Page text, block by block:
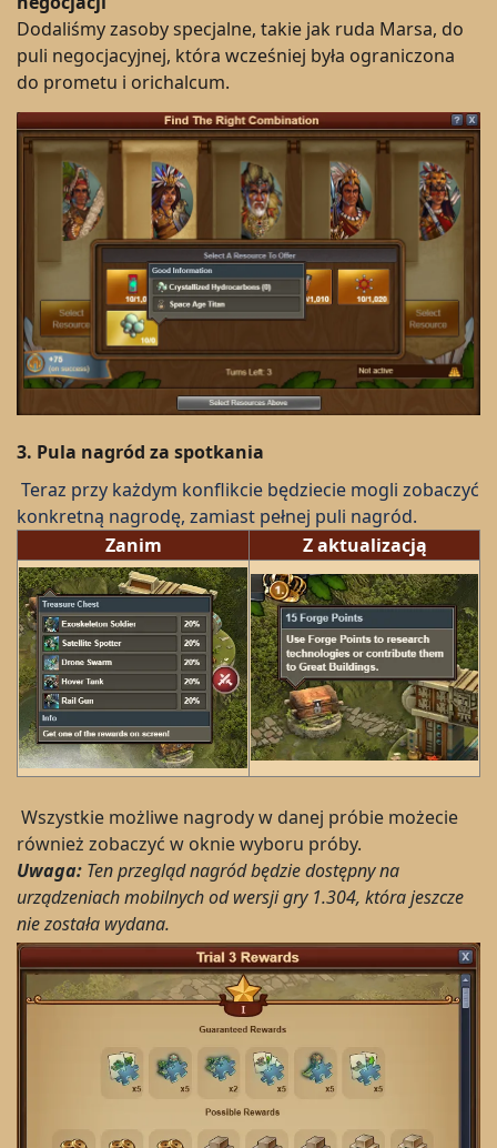
Dodaliśmy zasoby specjalne, takie jak ruda Marsa, do
puli negocjacyjnej, która wcześniej była ograniczona
do prometu i orichalcum.
3. Pula nagród za spotkania
Teraz przy każdym konflikcie będziecie mogli zobaczyć
konkretną nagrodę, zamiast pełnej puli nagród.
Zanim
Z aktualizacją
Wszystkie możliwe nagrody w danej próbie możecie
również zobaczyć w oknie wyboru próby.
Uwaga: Ten przegląd nagród będzie dostępny na
urządzeniach mobilnych od wersji gry 1.304, która jeszcze
nie została wydana.